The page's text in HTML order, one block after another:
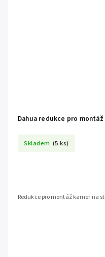
Dahua redukce pro montáž
Skladem (5 ks)
Redukce pro montáž kamer na